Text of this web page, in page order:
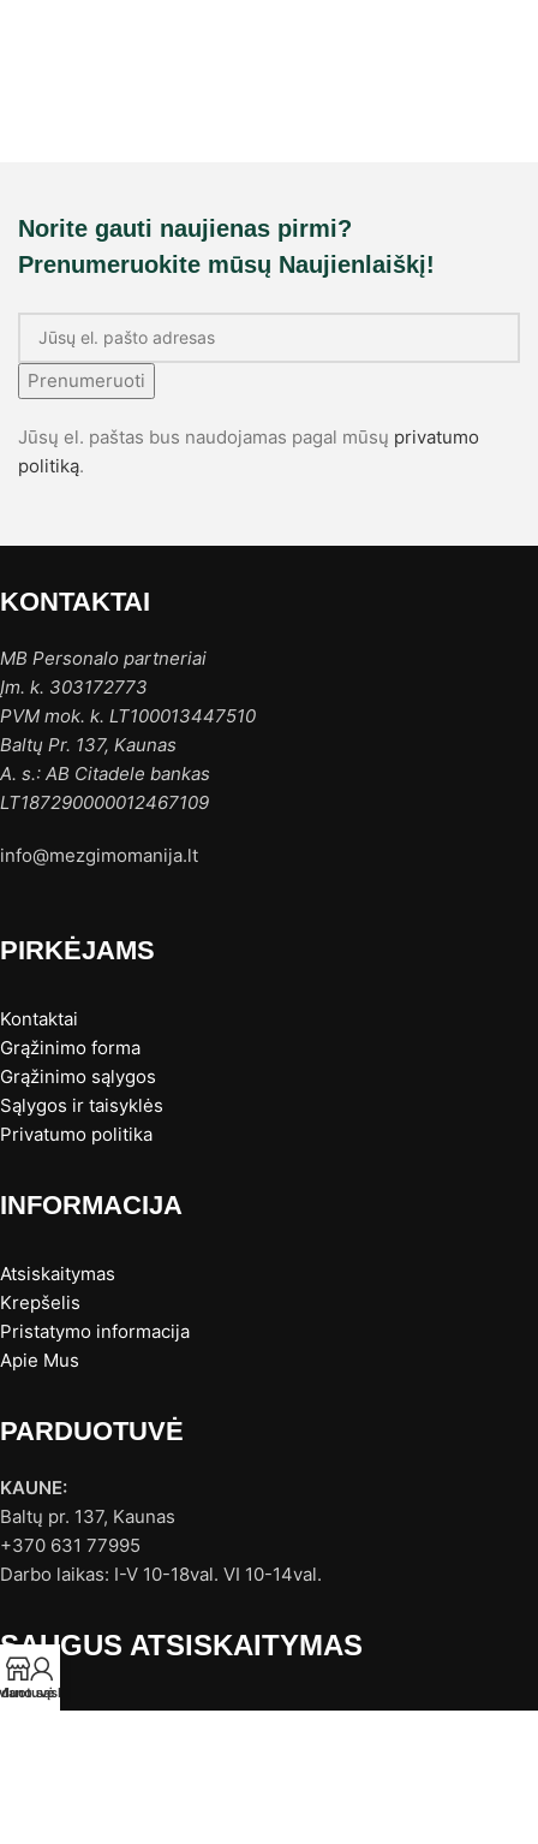
Norite gauti naujienas pirmi?
Prenumeruokite mūsų Naujienlaiškį!
Prenumeruoti
Jūsų el. paštas bus naudojamas pagal mūsų privatumo
politiką.
KONTAKTAI
MB Personalo partneriai
Įm. k. 303172773
PVM mok. k. LT100013447510
Baltų Pr. 137, Kaunas
A. s.: AB Citadele bankas
LT187290000012467109
info@mezgimomanija.lt
PIRKĖJAMS
Kontaktai
Grąžinimo forma
Grąžinimo sąlygos
Sąlygos ir taisyklės
Privatumo politika
INFORMACIJA
Atsiskaitymas
Krepšelis
Pristatymo informacija
Apie Mus
PARDUOTUVĖ
KAUNE:
Baltų pr. 137, Kaunas
+370 631 77995
Darbo laikas: I-V 10-18val. VI 10-14val.
SAUGUS ATSISKAITYMAS
sąskaita